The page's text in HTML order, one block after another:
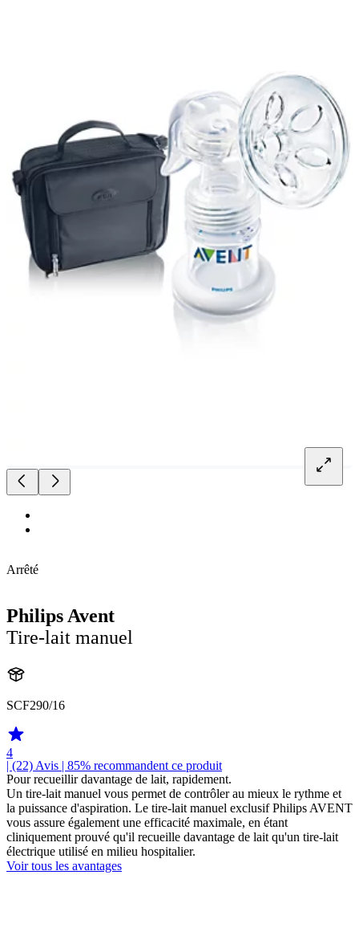
Arrêté
Philips Avent
Tire-lait manuel
SCF290/16
4
| (22) Avis | 85% recommandent ce produit
Pour recueillir davantage de lait, rapidement.
Un tire-lait manuel vous permet de contrôler au mieux le rythme et
la puissance d'aspiration. Le tire-lait manuel exclusif Philips AVENT
vous assure également une efficacité maximale, en étant
cliniquement prouvé qu'il recueille davantage de lait qu'un tire-lait
électrique utilisé en milieu hospitalier.
Voir tous les avantages